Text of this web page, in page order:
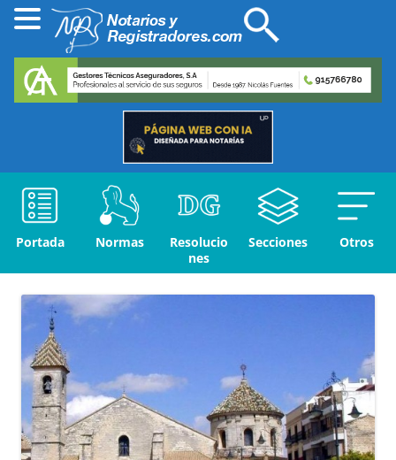
Portada Normas
Resolucio
nes
Secciones Otros